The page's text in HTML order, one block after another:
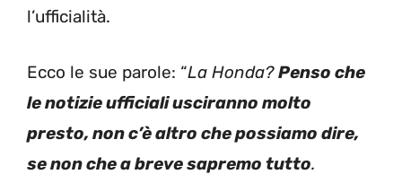
l’ufficialità.
Ecco le sue parole: “La Honda?Penso che
le notizie ufficiali usciranno molto
presto, non c’è altro che possiamo dire,
se non che a breve sapremo tutto.